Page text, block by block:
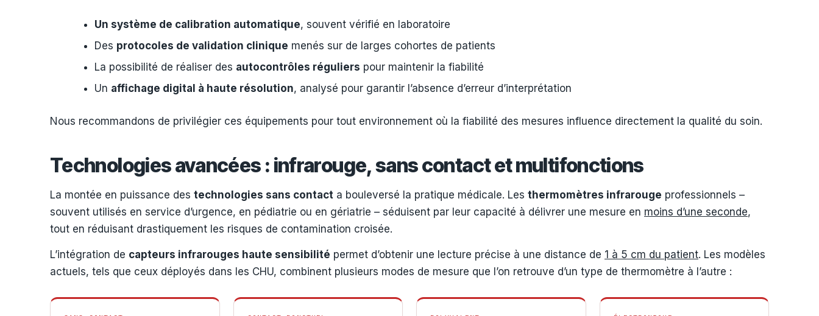
Un système de calibration automatique, souvent vérifié en laboratoire
Des protocoles de validation clinique menés sur de larges cohortes de patients
La possibilité de réaliser des autocontrôles réguliers pour maintenir la fiabilité
Un affichage digital à haute résolution, analysé pour garantir l’absence d’erreur d’interprétation
Nous recommandons de privilégier ces équipements pour tout environnement où la fiabilité des mesures influence directement la qualité du soin.
Technologies avancées : infrarouge, sans contact et multifonctions
La montée en puissance des technologies sans contact a bouleversé la pratique médicale. Les thermomètres infrarouge professionnels –
souvent utilisés en service d’urgence, en pédiatrie ou en gériatrie – séduisent par leur capacité à délivrer une mesure en moins d’une seconde,
tout en réduisant drastiquement les risques de contamination croisée.
L’intégration de capteurs infrarouges haute sensibilité permet d’obtenir une lecture précise à une distance de 1 à 5 cm du patient. Les modèles
actuels, tels que ceux déployés dans les CHU, combinent plusieurs modes de mesure que l’on retrouve d’un type de thermomètre à l’autre :